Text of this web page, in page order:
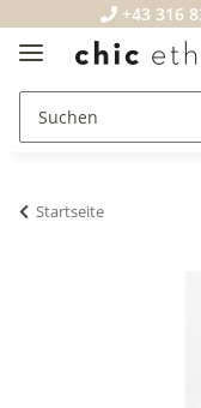
+43 316
Startseite